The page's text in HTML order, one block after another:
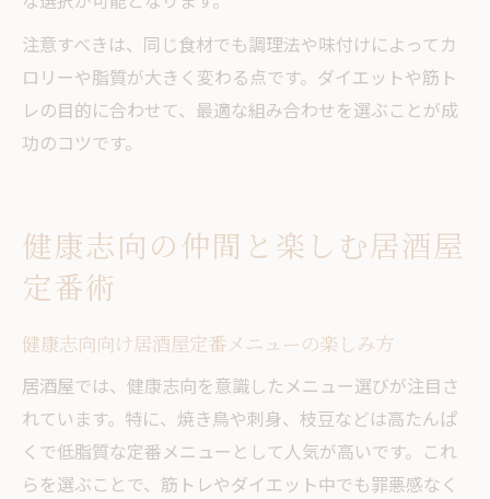
注意すべきは、同じ食材でも調理法や味付けによってカ
ロリーや脂質が大きく変わる点です。ダイエットや筋ト
レの目的に合わせて、最適な組み合わせを選ぶことが成
功のコツです。
健康志向の仲間と楽しむ居酒屋
定番術
健康志向向け居酒屋定番メニューの楽しみ方
居酒屋では、健康志向を意識したメニュー選びが注目さ
れています。特に、焼き鳥や刺身、枝豆などは高たんぱ
くで低脂質な定番メニューとして人気が高いです。これ
らを選ぶことで、筋トレやダイエット中でも罪悪感なく